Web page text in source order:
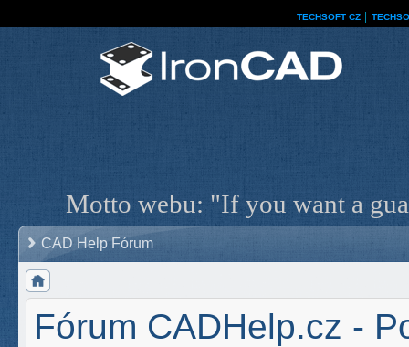
TECHSOFT CZ
Motto webu: "If you want a
CAD Help Fórum
Fórum CADHelp.cz -